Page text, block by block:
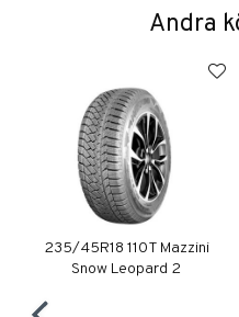
Andra
235/45R18 110T Mazzini
Snow Leopard 2